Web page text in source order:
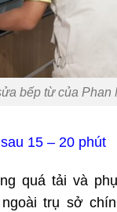
bếp từ của Phan
15 – 20 phút
quá tải và
trụ sở